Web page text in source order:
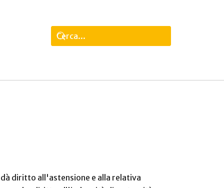
diritto all'astensione e alla relativa